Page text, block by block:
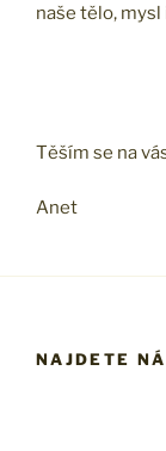
naše tělo, mysl
Těším se na
Anet
NAJDETE